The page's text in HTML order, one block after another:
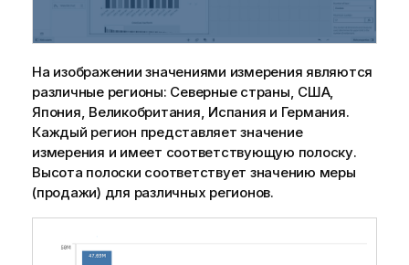
На изображении значениями измерения являются
различные регионы: Северные страны, США,
Япония, Великобритания, Испания и Германия.
Каждый регион представляет значение
измерения и имеет соответствующую полоску.
Высота полоски соответствует значению меры
(продажи) для различных регионов.